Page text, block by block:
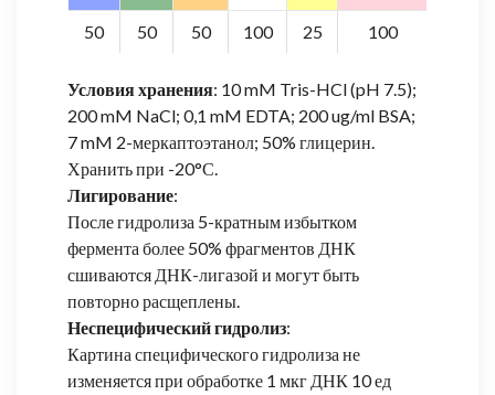
50 50 50 100 25 100
Условия хранения: 10 mM Tris-HCl (pH 7.5);
200 mM NaCl; 0,1 mM EDTA; 200 ug/ml BSA;
7 mM 2-меркаптоэтанол; 50% глицерин.
Хранить при -20°С.
Лигирование:
После гидролиза 5-кратным избытком
фермента более 50% фрагментов ДНК
сшиваются ДНК-лигазой и могут быть
повторно расщеплены.
Неспецифический гидролиз:
Картина специфического гидролиза не
изменяется при обработке 1 мкг ДНК 10 ед